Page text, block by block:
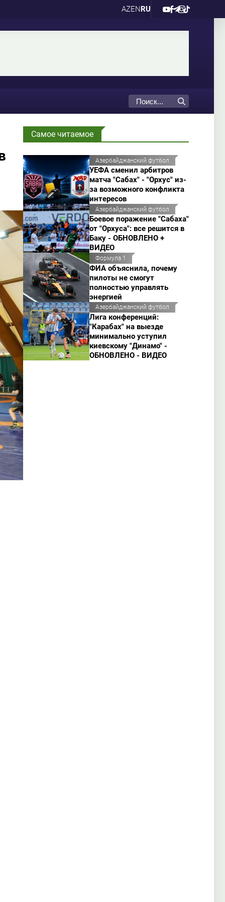
AZENRU
Самое читаемое
Азербайджанский футбол
УЕФА сменил арбитров
матча "Сабах" - "Орхус" из-
за возможного конфликта
интересов
Азербайджанский футбол
Боевое поражение "Сабаха"
от "Орхуса": все решится в
Баку - ОБНОВЛЕНО +
ВИДЕО
Формула 1
ФИА объяснила, почему
пилоты не смогут
полностью управлять
энергией
Азербайджанский футбол
Лига конференций:
"Карабах" на выезде
минимально уступил
киевскому "Динамо" -
ОБНОВЛЕНО - ВИДЕО